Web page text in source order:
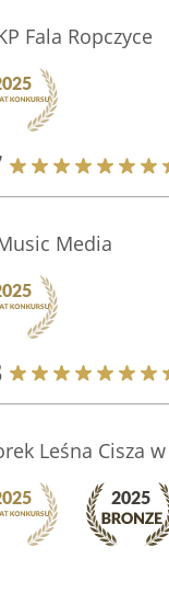
Fala Ropczyce
Media
Leśna Cisza